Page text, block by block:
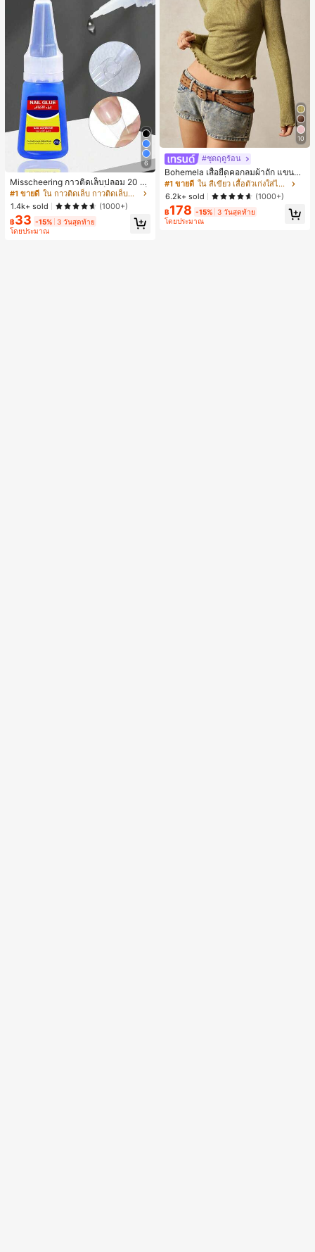
6
Misscheering กาวติดเล็บปลอม 20 กรั
ม แรงยึดสูง เจลสติกเกอร์เล็บนุ่ม แห้งเร็
ว เหมาะสำหรับผู้เริ่มต้นทำเล็บ ติดทนน
าน
#1 ขายดี
ใน กาวติดเล็บ กาวติดเล็บและสารยึดติด
1.4k+ sold
(1000+)
฿33 -15% 3 วันสุดท้าย
โดยประมาณ
10
#ชุดฤดูร้อน
Bohemela เสื้อยืดคอกลมผ้าถัก แขนยา
ว สีเรียบ ใช้งานทั่วไป สำหรับผู้หญิง
#1 ขายดี
ใน สีเขียว เสื้อตัวเก่งใส่ได้ทุกวัน
6.2k+ sold
(1000+)
฿178 -15% 3 วันสุดท้าย
โดยประมาณ